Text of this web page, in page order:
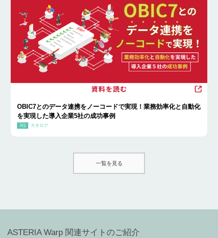
OBIC7とのデータ連携をノーコードで実現！業務効率化と自動化
を実現した導入企業5社の成功事例
カタログ
一覧を見る
ASTERIA Warp 関連サイトのご紹介